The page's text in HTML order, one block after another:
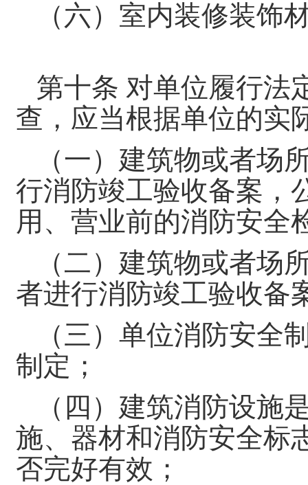
（六）室内装修装饰
第十条 对单位履行法
查，应当根据单位的实
（一）建筑物或者场
行消防竣工验收备案，
用、营业前的消防安全
（二）建筑物或者场
者进行消防竣工验收备
（三）单位消防安全
制定；
（四）建筑消防设施
施、器材和消防安全标
否完好有效；